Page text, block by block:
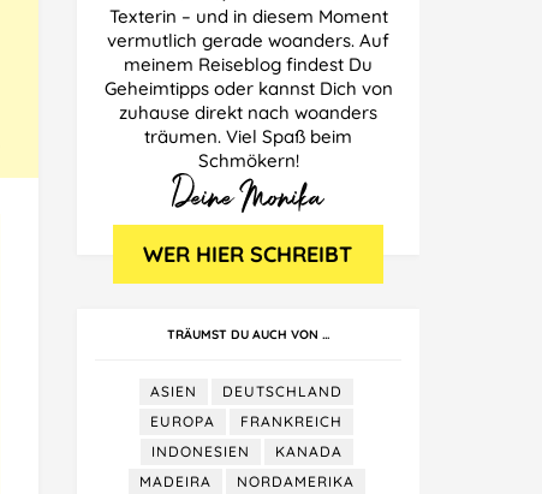
Texterin – und in diesem Moment
vermutlich gerade woanders. Auf
meinem Reiseblog findest Du
Geheimtipps oder kannst Dich von
zuhause direkt nach woanders
träumen. Viel Spaß beim
Schmökern!
TRÄUMST DU AUCH VON …
ASIEN
DEUTSCHLAND
EUROPA
FRANKREICH
INDONESIEN
KANADA
MADEIRA
NORDAMERIKA